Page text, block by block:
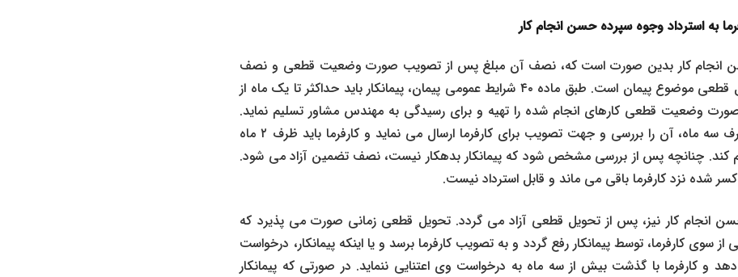
به استرداد وجوه سپرده حسن انجام کار
انجام کار بدین صورت است که، نصف آن مبلغ پس از تصویب صورت وضعیت قطعی و نصف
دیگر آن پس از تحویل قطعی موضوع پیمان است. طبق ماده ۴۰ شرایط عمومی پیمان، پیمانکار باید حداکثر تا یک ماه از
وضعیت قطعی کارهای انجام شده را تهیه و برای رسیدگی به مهندس مشاور تسلیم نماید.
مهندس مشاور نیز ظرف سه ماه، آن را بررسی و جهت تصویب برای کارفرما ارسال می نماید و کارفرما باید ظرف ۲ ماه
کند. چنانچه پس از بررسی مشخص شود که پیمانکار بدهکار نیست، نصف تضمین آزاد می شود.
کسر شده نزد کارفرما باقی می ماند و قابل استرداد نیست.
انجام کار نیز، پس از تحویل قطعی آزاد می گردد. تحویل قطعی زمانی صورت می پذیرد که
سوی کارفرما، توسط پیمانکار رفع گردد و به تصویب کارفرما برسد و یا اینکه پیمانکار، درخواست
و کارفرما با گذشت بیش از سه ماه به درخواست وی اعتنایی ننماید. در صورتی که پیمانکار